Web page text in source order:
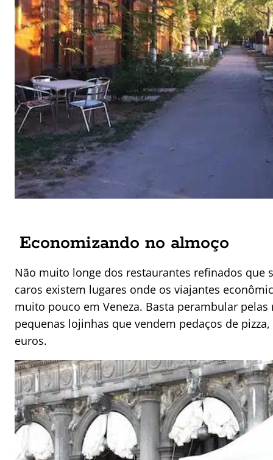
Economizando no almoço
Não muito longe dos restaurantes refinados que
caros existem lugares onde os viajantes
muito pouco em Veneza. Basta perambular
pequenas lojinhas que vendem pedaços de
euros.